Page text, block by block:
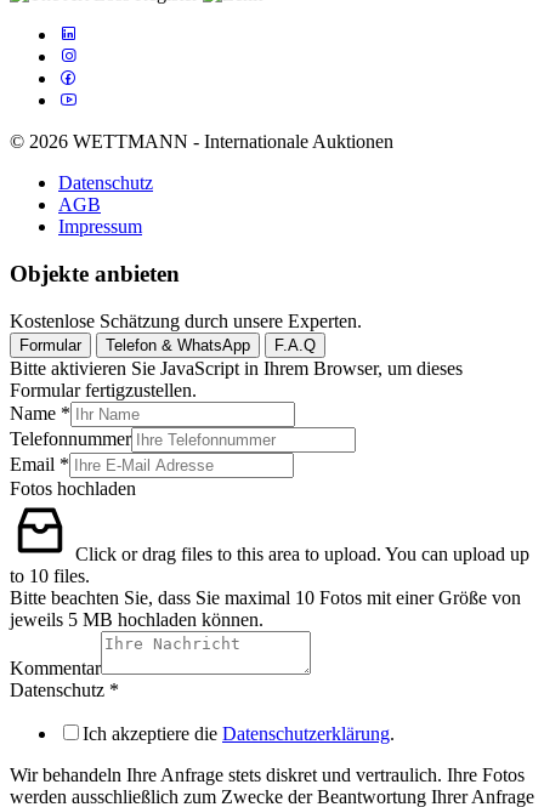
© 2026 WETTMANN - Internationale Auktionen
Datenschutz
AGB
Impressum
Objekte anbieten
Kostenlose Schätzung durch unsere Experten.
Formular Telefon & WhatsApp F.A.Q
Bitte aktivieren Sie JavaScript in Ihrem Browser, um dieses
Formular fertigzustellen.
Name *
Telefonnummer
Kommentar
Telefonnummer
Name
Email *
Fotos hochladen
Click or drag files to this area to upload. You can upload up
to 10 files.
Bitte beachten Sie, dass Sie maximal 10 Fotos mit einer Größe von
jeweils 5 MB hochladen können.
Kommentar
Datenschutz *
Ich akzeptiere die Datenschutzerklärung.
Wir behandeln Ihre Anfrage stets diskret und vertraulich. Ihre Fotos
werden ausschließlich zum Zwecke der Beantwortung Ihrer Anfrage